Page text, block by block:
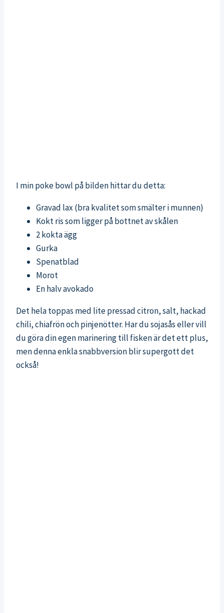
I min poke bowl på bilden hittar du detta:
Gravad lax (bra kvalitet som smälter i munnen)
Kokt ris som ligger på bottnet av skålen
2 kokta ägg
Gurka
Spenatblad
Morot
En halv avokado
Det hela toppas med lite pressad citron, salt, hackad
chili, chiafrön och pinjenötter. Har du sojasås eller vill
du göra din egen marinering till fisken är det ett plus,
men denna enkla snabbversion blir supergott det
också!